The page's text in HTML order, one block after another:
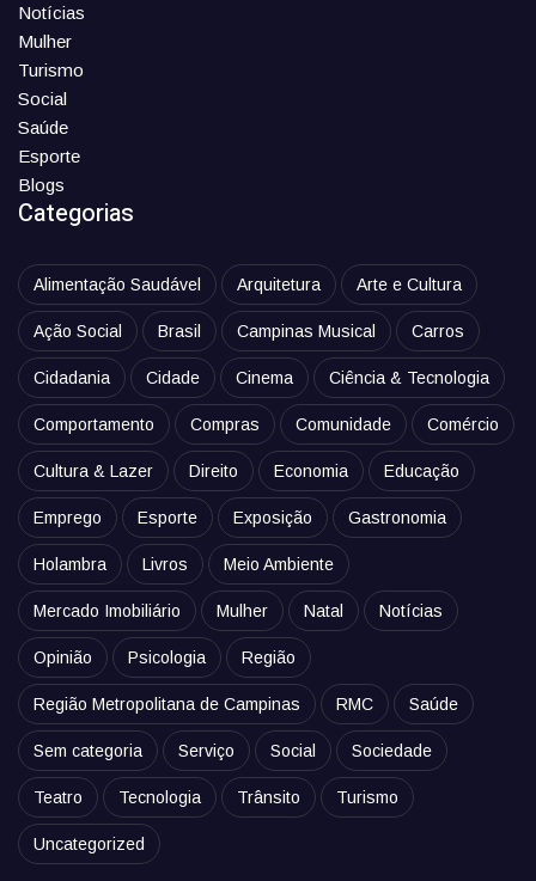
Notícias
Mulher
Turismo
Social
Saúde
Esporte
Blogs
Categorias
Alimentação Saudável Arquitetura Arte e Cultura
Ação Social Brasil Campinas Musical Carros
Cidadania Cidade Cinema Ciência & Tecnologia
Comportamento Compras Comunidade Comércio
Cultura & Lazer Direito Economia Educação
Emprego Esporte Exposição Gastronomia
Holambra Livros Meio Ambiente
Mercado Imobiliário Mulher Natal Notícias
Opinião Psicologia Região
Região Metropolitana de Campinas RMC Saúde
Sem categoria Serviço Social Sociedade
Teatro Tecnologia Trânsito Turismo
Uncategorized